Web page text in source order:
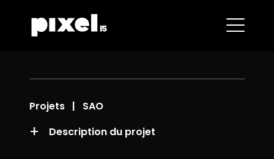
Projets | SAO
+ Description du projet